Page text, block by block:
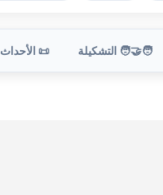
🧑‍🤝‍🧑 التشكيلة 📜 الأحداث